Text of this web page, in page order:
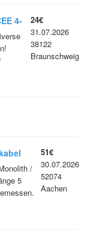
4-
24€
31.07.2026
38122
Braunschweig
/
5
51€
30.07.2026
52074
Aachen